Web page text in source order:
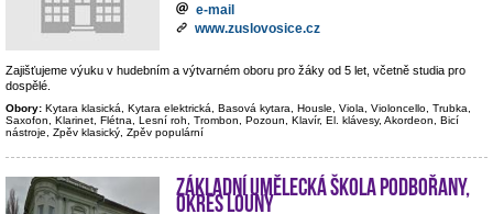
e-mail
www.zuslovosice.cz
Zajišťujeme výuku v hudebním a výtvarném oboru pro žáky od 5 let, včetně studia pro
dospělé.
Obory: Kytara klasická, Kytara elektrická, Basová kytara, Housle, Viola, Violoncello, Trubka,
Saxofon, Klarinet, Flétna, Lesní roh, Trombon, Pozoun, Klavír, El. klávesy, Akordeon, Bicí
nástroje, Zpěv klasický, Zpěv populární
Základní umělecká škola Podbořany,
okres Louny